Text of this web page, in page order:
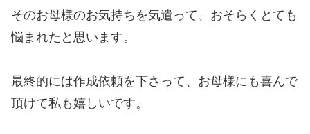
そのお母様のお気持ちを気遣って、おそらくとても
悩まれたと思います。
最終的には作成依頼を下さって、お母様にも喜んで
頂けて私も嬉しいです。